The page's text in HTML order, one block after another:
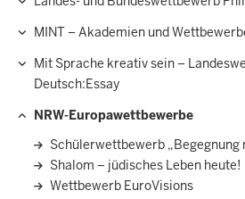
MINT – Akademien und
Mit Sprache kreativ sein –
Deutsch:Essay
NRW-Europawettbewerbe
Schülerwettbewerb „Begegnung
Shalom – jüdisches Leben heute!
Wettbewerb EuroVisions